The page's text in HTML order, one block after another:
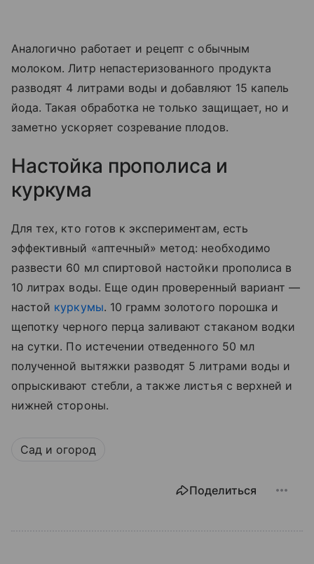
Аналогично работает и рецепт с обычным
молоком. Литр непастеризованного продукта
разводят 4 литрами воды и добавляют 15 капель
йода. Такая обработка не только защищает, но и
заметно ускоряет созревание плодов.
Настойка прополиса и
куркума
Для тех, кто готов к экспериментам, есть
эффективный «аптечный» метод: необходимо
развести 60 мл спиртовой настойки прополиса в
10 литрах воды. Еще один проверенный вариант —
настой куркумы. 10 грамм золотого порошка и
щепотку черного перца заливают стаканом водки
на сутки. По истечении отведенного 50 мл
полученной вытяжки разводят 5 литрами воды и
опрыскивают стебли, а также листья с верхней и
нижней стороны.
Сад и огород
Поделиться